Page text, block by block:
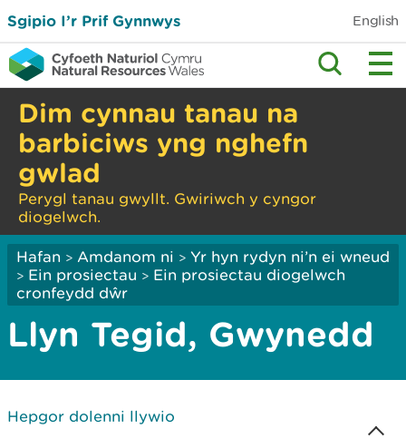
Sgipio I’r Prif Gynnwys English
Dim cynnau tanau na
barbiciws yng nghefn
gwlad
Perygl tanau gwyllt. Gwiriwch y cyngor
diogelwch.
Hafan > Amdanom ni > Yr hyn rydyn ni’n ei wneud
> Ein prosiectau > Ein prosiectau diogelwch
cronfeydd dŵr
Llyn Tegid, Gwynedd
Hepgor dolenni llywio